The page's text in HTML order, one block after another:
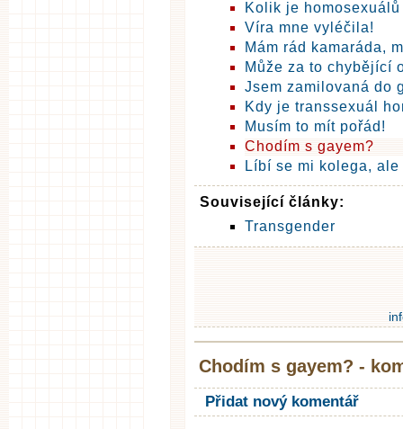
Kolik je
Víra mne vyléčila!
Mám rád kamaráda,
Může za to chybějící
Jsem zamilovaná do
Kdy je transsexuál
Musím to mít pořád!
Chodím s gayem?
Líbí se mi kolega,
Související články:
Transgender
Chodím s gayem? -
Přidat nový komentář